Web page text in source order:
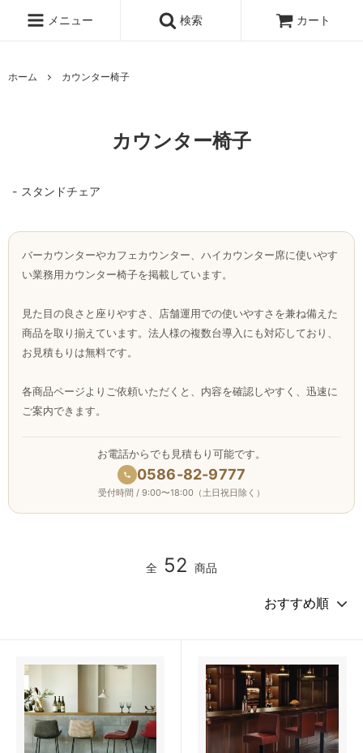
メニュー 検索 カート
ホーム カウンター椅子
カウンター椅子
スタンドチェア
バーカウンターやカフェカウンター、ハイカウンター席に使いやす
い業務用カウンター椅子を掲載しています。
見た目の良さと座りやすさ、店舗運用での使いやすさを兼ね備えた
商品を取り揃えています。法人様の複数台導入にも対応しており、
お見積もりは無料です。
各商品ページよりご依頼いただくと、内容を確認しやすく、迅速に
ご案内できます。
お電話からでも見積もり可能です。
0586-82-9777
受付時間 / 9:00〜18:00（土日祝日除く）
全 52 商品